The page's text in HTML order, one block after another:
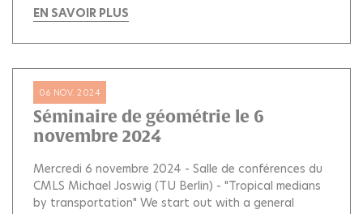
EN SAVOIR PLUS
06 NOV. 2024
Séminaire de géométrie le 6
novembre 2024
Mercredi 6 novembre 2024 - Salle de conférences du
CMLS Michael Joswig (TU Berlin) - "Tropical medians
by transportation" We start out with a general